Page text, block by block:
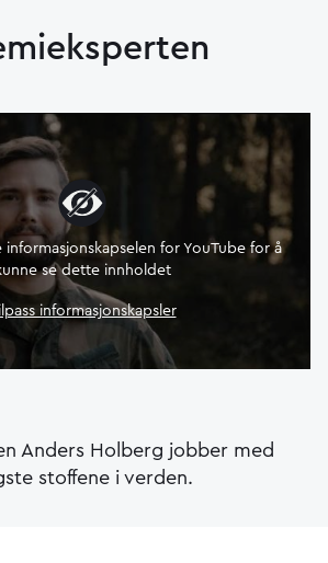
informasjonskapselen for YouTube for å
se dette innholdet
informasjonskapsler
Anders Holberg jobber med
stoffene i verden.